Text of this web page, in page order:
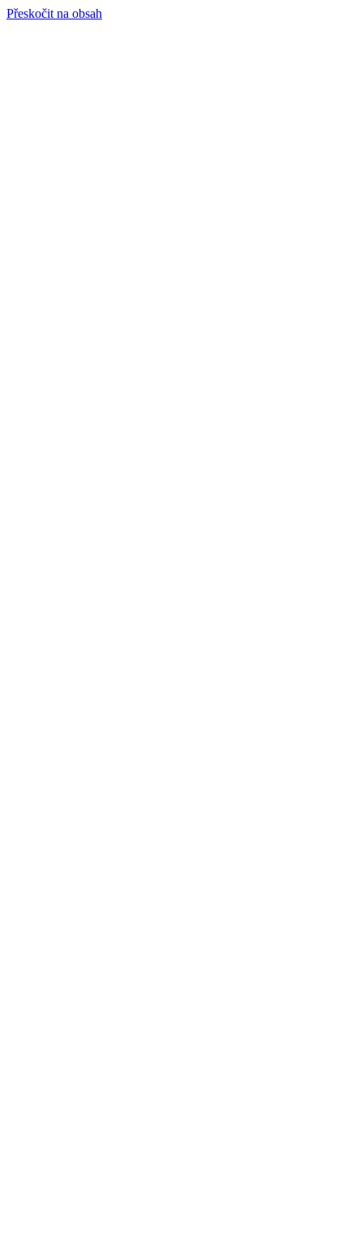
Přeskočit na obsah